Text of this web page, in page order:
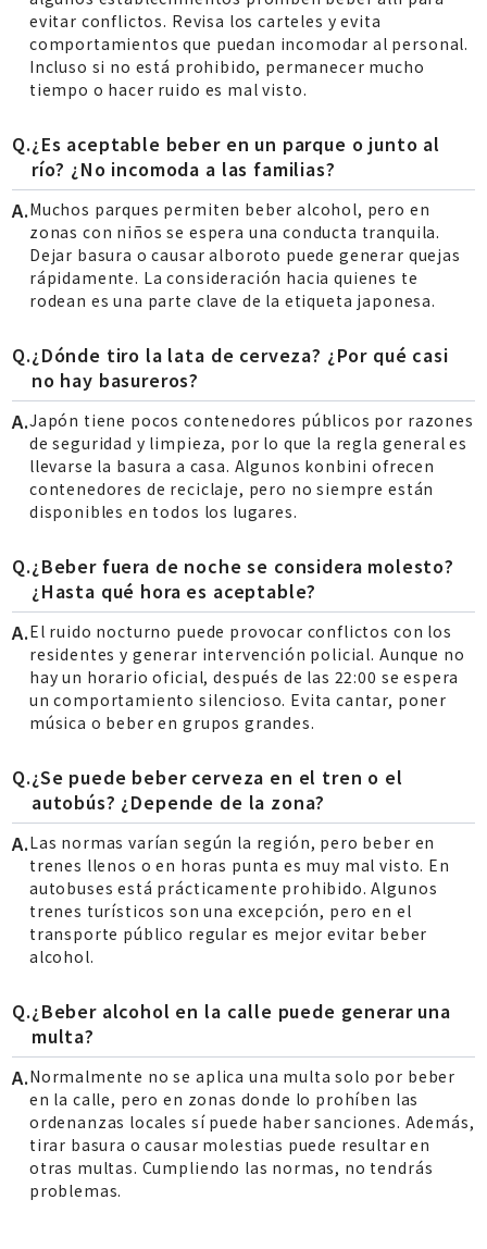
evitar conflictos. Revisa los carteles y evita
comportamientos que puedan incomodar al personal.
Incluso si no está prohibido, permanecer mucho
tiempo o hacer ruido es mal visto.
¿Es aceptable beber en un parque o junto al
río? ¿No incomoda a las familias?
Muchos parques permiten beber alcohol, pero en
zonas con niños se espera una conducta tranquila.
Dejar basura o causar alboroto puede generar quejas
rápidamente. La consideración hacia quienes te
rodean es una parte clave de la etiqueta japonesa.
¿Dónde tiro la lata de cerveza? ¿Por qué casi
no hay basureros?
Japón tiene pocos contenedores públicos por razones
de seguridad y limpieza, por lo que la regla general es
llevarse la basura a casa. Algunos konbini ofrecen
contenedores de reciclaje, pero no siempre están
disponibles en todos los lugares.
¿Beber fuera de noche se considera molesto?
¿Hasta qué hora es aceptable?
El ruido nocturno puede provocar conflictos con los
residentes y generar intervención policial. Aunque no
hay un horario oficial, después de las 22:00 se espera
un comportamiento silencioso. Evita cantar, poner
música o beber en grupos grandes.
¿Se puede beber cerveza en el tren o el
autobús? ¿Depende de la zona?
Las normas varían según la región, pero beber en
trenes llenos o en horas punta es muy mal visto. En
autobuses está prácticamente prohibido. Algunos
trenes turísticos son una excepción, pero en el
transporte público regular es mejor evitar beber
alcohol.
¿Beber alcohol en la calle puede generar una
multa?
Normalmente no se aplica una multa solo por beber
en la calle, pero en zonas donde lo prohíben las
ordenanzas locales sí puede haber sanciones. Además,
tirar basura o causar molestias puede resultar en
otras multas. Cumpliendo las normas, no tendrás
problemas.